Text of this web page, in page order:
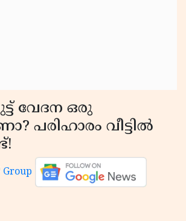
വേദന ഒരു
പരിഹാരം വീട്ടിൽ
Group